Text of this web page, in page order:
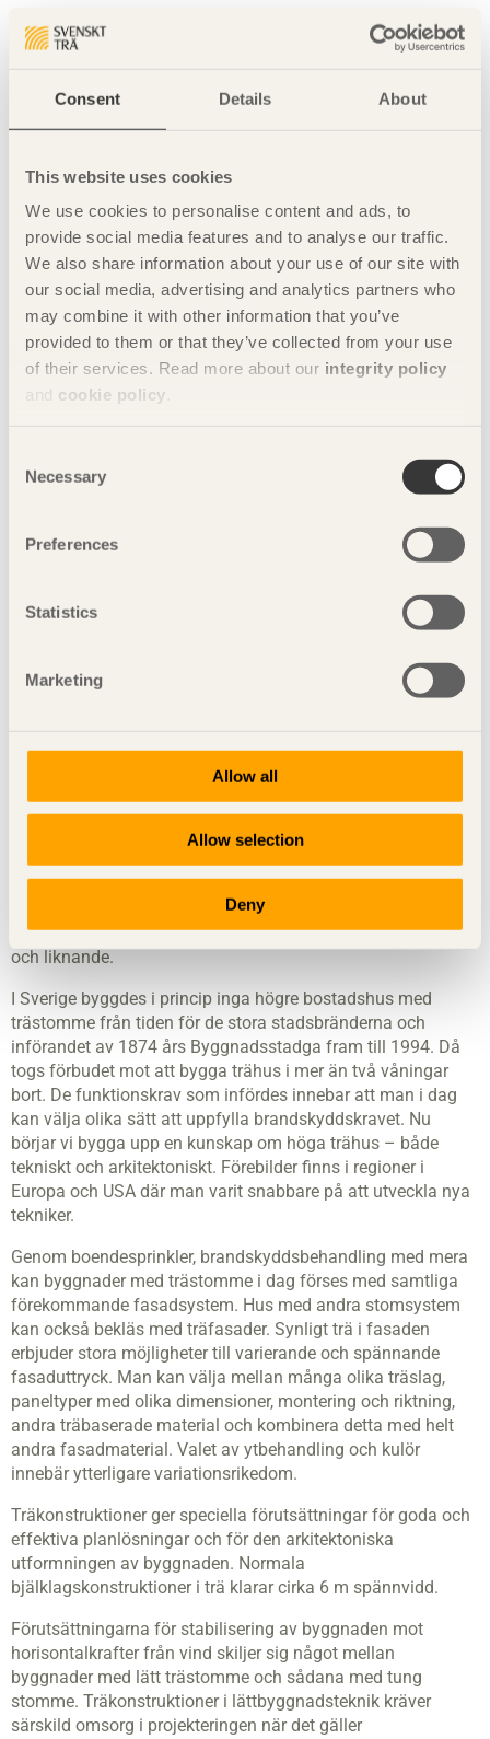
Consent Details About
This website uses cookies
We use cookies to personalise content and ads, to
provide social media features and to analyse our traffic.
We also share information about your use of our site with
our social media, advertising and analytics partners who
may combine it with other information that you’ve
provided to them or that they’ve collected from your use
of their services. Read more about our integrity policy
and cookie policy
Selection
Necessary
Preferences
Statistics
Marketing
Allow all
Allow selection
Deny
Insidan är klädd med pappspänning och tapet på
underliggande träpanel. Plankväggen förekommer i hus som
villabebyggelsen och mindre flerbostadshus i två våningar är
uppförda med denna byggnadsteknik.
De flesta svenska småhus är byggda och byggs i trä. De kan
enfamiljshus, kedje-, rad- och parhus eller så kallade
tvåbostadshus. Småhusen skiljer sig byggtekniskt från
flerbostadshusen på en rad punkter. Främsta skillnaden
ligger i att lägenhetsskiljande bjälklag inte krävs i småhusen.
Träbyggnadstraditionen i Sverige är flera hundra år gammal
och innefattar småhus och större byggnader, främst kyrkor
och ekonomibyggnader. Där finns arkitektoniska förebilder
att utveckla och tolka till modernt formspråk.
När det gäller flervåningsbyggnader för vardagsbruk som
bostäder och kontor finns dock få inspirationskällor i vår
träbyggnadstradition. Det som finns är de förmögnas
bostäder, storböndernas mangårdsbyggnader, herrgårdar
och liknande.
I Sverige byggdes i princip inga högre bostadshus med
trästomme från tiden för de stora stadsbränderna och
införandet av 1874 års Byggnadsstadga fram till 1994. Då
togs förbudet mot att bygga trähus i mer än två våningar
bort. De funktionskrav som infördes innebar att man i dag
kan välja olika sätt att uppfylla brandskyddskravet. Nu
börjar vi bygga upp en kunskap om höga trähus – både
tekniskt och arkitektoniskt. Förebilder finns i regioner i
Europa och USA där man varit snabbare på att utveckla nya
tekniker.
Genom boendesprinkler, brandskyddsbehandling med mera
kan byggnader med trästomme i dag förses med samtliga
förekommande fasadsystem. Hus med andra stomsystem
kan också bekläs med träfasader. Synligt trä i fasaden
erbjuder stora möjligheter till varierande och spännande
fasaduttryck. Man kan välja mellan många olika träslag,
paneltyper med olika dimensioner, montering och riktning,
andra träbaserade material och kombinera detta med helt
andra fasadmaterial. Valet av ytbehandling och kulör
innebär ytterligare variationsrikedom.
Träkonstruktioner ger speciella förutsättningar för goda och
effektiva planlösningar och för den arkitektoniska
utformningen av byggnaden. Normala
bjälklagskonstruktioner i trä klarar cirka 6 m spännvidd.
Förutsättningarna för stabilisering av byggnaden mot
horisontalkrafter från vind skiljer sig något mellan
byggnader med lätt trästomme och sådana med tung
stomme. Träkonstruktioner i lättbyggnadsteknik kräver
särskild omsorg i projekteringen när det gäller